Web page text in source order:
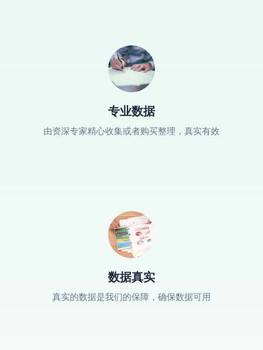
专业数据
由资深专家精心收集或者购买整理，真实有效
数据真实
真实的数据是我们的保障，确保数据可用